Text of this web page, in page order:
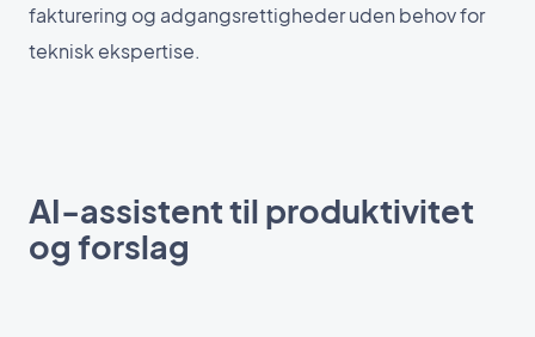
fakturering og adgangsrettigheder uden behov for
teknisk ekspertise.
AI-assistent til produktivitet
og forslag